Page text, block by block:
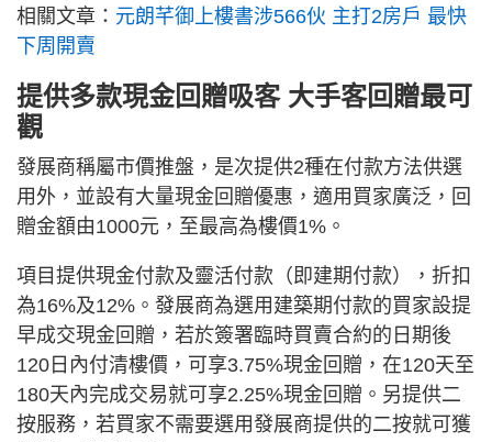
相關文章： 元朗芊御上樓書涉566伙 主打2房戶 最快
下周開賣
提供多款現金回贈吸客 大手客回贈最可
觀
發展商稱屬市價推盤，是次提供2種在付款方法供選
用外，並設有大量現金回贈優惠，適用買家廣泛，回
贈金額由1000元，至最高為樓價1%。
項目提供現金付款及靈活付款（即建期付款），折扣
為16%及12%。發展商為選用建築期付款的買家設提
早成交現金回贈，若於簽署臨時買賣合約的日期後
120日內付清樓價，可享3.75%現金回贈，在120天至
180天內完成交易就可享2.25%現金回贈。另提供二
按服務，若買家不需要選用發展商提供的二按就可獲